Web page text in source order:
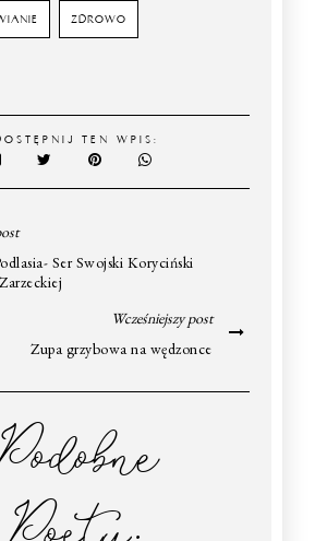
ZDROWO
TEN WPIS:
Ser Swojski Koryciński
Wcześniejszy post
Zupa grzybowa na wędzonce